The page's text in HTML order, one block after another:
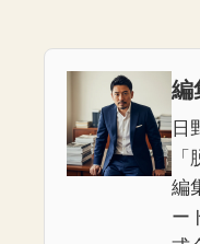
編
日
編
ー